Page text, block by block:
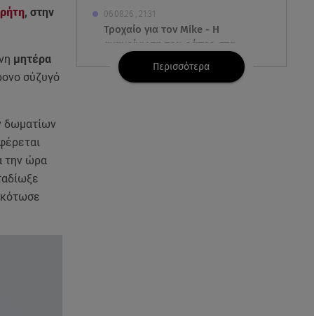
06.08.26 , 21:31
Τροχαίο για τον Mike - Η
ανακοίνωση του ράπερ στα
social media
Περισσότερα
, στην
μητέρα
σύζυγό
δωματίων
την ώρα